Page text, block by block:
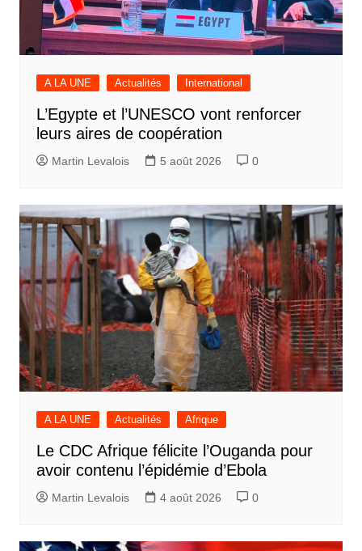
A LA UNE Actualités International
L’Egypte et l’UNESCO vont renforcer
leurs aires de coopération
Martin Levalois 5 août 2026 0
A LA UNE Actualités Afrique
Le CDC Afrique félicite l’Ouganda pour
avoir contenu l’épidémie d’Ebola
Martin Levalois 4 août 2026 0